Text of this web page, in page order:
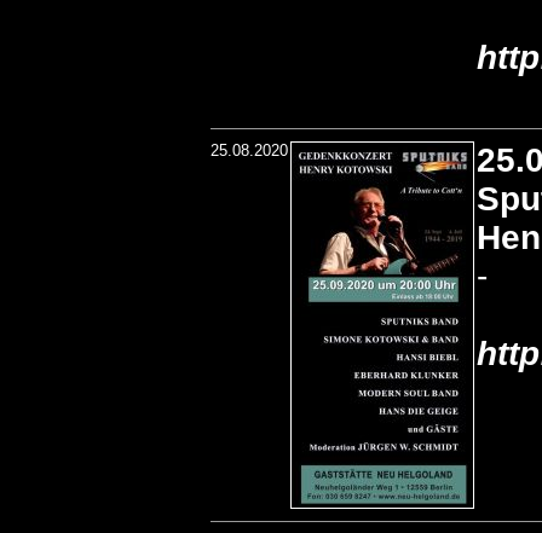
25.08.2020
-